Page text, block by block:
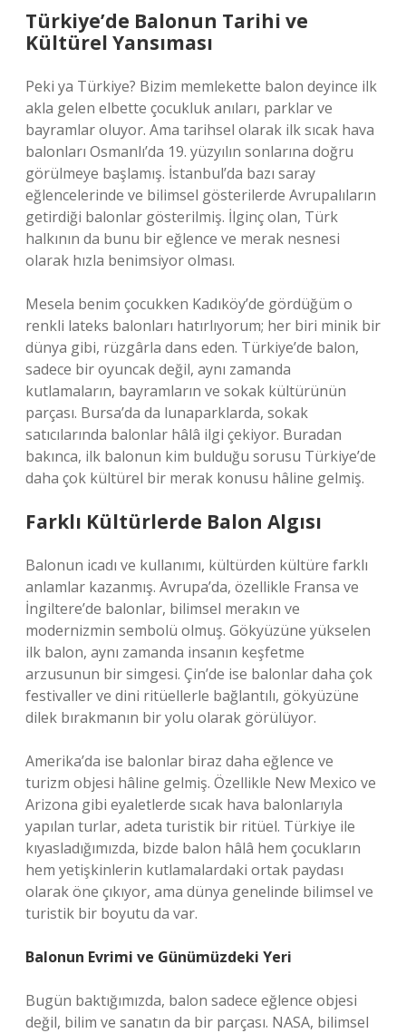
Türkiye’de Balonun Tarihi ve
Kültürel Yansıması
Peki ya Türkiye? Bizim memlekette balon deyince ilk
akla gelen elbette çocukluk anıları, parklar ve
bayramlar oluyor. Ama tarihsel olarak ilk sıcak hava
balonları Osmanlı’da 19. yüzyılın sonlarına doğru
görülmeye başlamış. İstanbul’da bazı saray
eğlencelerinde ve bilimsel gösterilerde Avrupalıların
getirdiği balonlar gösterilmiş. İlginç olan, Türk
halkının da bunu bir eğlence ve merak nesnesi
olarak hızla benimsiyor olması.
Mesela benim çocukken Kadıköy’de gördüğüm o
renkli lateks balonları hatırlıyorum; her biri minik bir
dünya gibi, rüzgârla dans eden. Türkiye’de balon,
sadece bir oyuncak değil, aynı zamanda
kutlamaların, bayramların ve sokak kültürünün
parçası. Bursa’da da lunaparklarda, sokak
satıcılarında balonlar hâlâ ilgi çekiyor. Buradan
bakınca, ilk balonun kim bulduğu sorusu Türkiye’de
daha çok kültürel bir merak konusu hâline gelmiş.
Farklı Kültürlerde Balon Algısı
Balonun icadı ve kullanımı, kültürden kültüre farklı
anlamlar kazanmış. Avrupa’da, özellikle Fransa ve
İngiltere’de balonlar, bilimsel merakın ve
modernizmin sembolü olmuş. Gökyüzüne yükselen
ilk balon, aynı zamanda insanın keşfetme
arzusunun bir simgesi. Çin’de ise balonlar daha çok
festivaller ve dini ritüellerle bağlantılı, gökyüzüne
dilek bırakmanın bir yolu olarak görülüyor.
Amerika’da ise balonlar biraz daha eğlence ve
turizm objesi hâline gelmiş. Özellikle New Mexico ve
Arizona gibi eyaletlerde sıcak hava balonlarıyla
yapılan turlar, adeta turistik bir ritüel. Türkiye ile
kıyasladığımızda, bizde balon hâlâ hem çocukların
hem yetişkinlerin kutlamalardaki ortak paydası
olarak öne çıkıyor, ama dünya genelinde bilimsel ve
turistik bir boyutu da var.
Balonun Evrimi ve Günümüzdeki Yeri
Bugün baktığımızda, balon sadece eğlence objesi
değil, bilim ve sanatın da bir parçası. NASA, bilimsel